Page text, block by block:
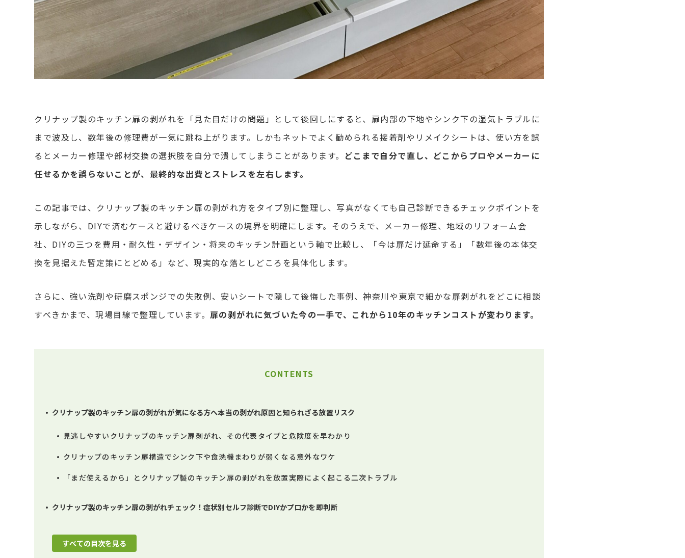
クリナップ製のキッチン扉の剥がれを「見た目だけの問題」として後回しにすると、扉内部の下地やシンク下の湿気トラブルに
まで波及し、数年後の修理費が一気に跳ね上がります。しかもネットでよく勧められる接着剤やリメイクシートは、使い方を誤
るとメーカー修理や部材交換の選択肢を自分で潰してしまうことがあります。 どこまで自分で直し、どこからプロやメーカーに
任せるかを誤らないことが、最終的な出費とストレスを左右します。
この記事では、クリナップ製のキッチン扉の剥がれ方をタイプ別に整理し、写真がなくても自己診断できるチェックポイントを
示しながら、DIYで済むケースと避けるべきケースの境界を明確にします。そのうえで、メーカー修理、地域のリフォーム会
社、DIYの三つを費用・耐久性・デザイン・将来のキッチン計画という軸で比較し、「今は扉だけ延命する」「数年後の本体交
換を見据えた暫定策にとどめる」など、現実的な落としどころを具体化します。
さらに、強い洗剤や研磨スポンジでの失敗例、安いシートで隠して後悔した事例、神奈川や東京で細かな扉剥がれをどこに相談
すべきかまで、現場目線で整理しています。 扉の剥がれに気づいた今の一手で、これから10年のキッチンコストが変わります。
CONTENTS
クリナップ製のキッチン扉の剥がれが気になる方へ本当の剥がれ原因と知られざる放置リスク
見逃しやすいクリナップのキッチン扉剥がれ、その代表タイプと危険度を早わかり
クリナップのキッチン扉構造でシンク下や食洗機まわりが弱くなる意外なワケ
「まだ使えるから」とクリナップ製のキッチン扉の剥がれを放置実際によく起こる二次トラブル
クリナップ製のキッチン扉の剥がれチェック！症状別セルフ診断でDIYかプロかを即判断
すべての目次を見る